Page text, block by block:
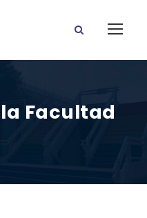
Facultad